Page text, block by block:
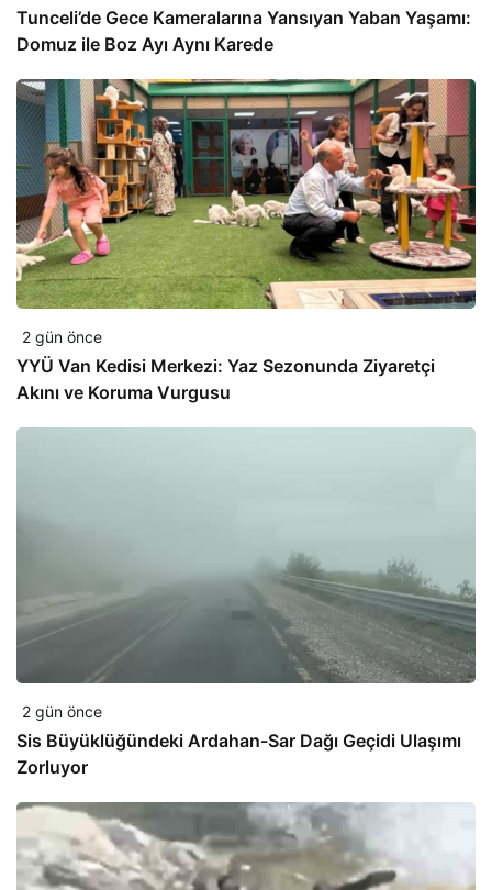
Tunceli’de Gece Kameralarına Yansıyan Yaban Yaşamı:
Domuz ile Boz Ayı Aynı Karede
2 gün önce
YYÜ Van Kedisi Merkezi: Yaz Sezonunda Ziyaretçi
Akını ve Koruma Vurgusu
2 gün önce
Sis Büyüklüğündeki Ardahan-Sar Dağı Geçidi Ulaşımı
Zorluyor